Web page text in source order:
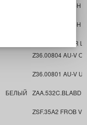
Z36D00802 AU-H
Z36D00802 AU-H
Z30D000S HO-R
Z36.00804 AU-V O
Z36.00801 AU-V U
БЕЛЫЙ ZAA.532C.BLABD
ZSF.35A2 FROB